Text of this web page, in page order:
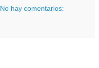
No hay comentarios: